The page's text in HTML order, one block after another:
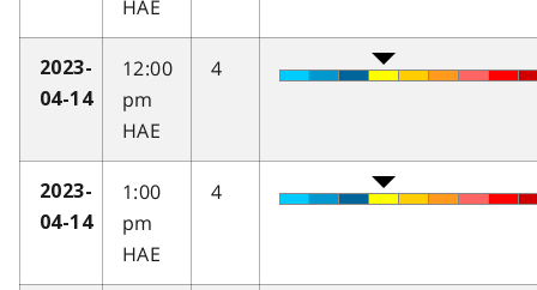
HAE
2023-
04-14
12:00
pm
HAE
4
2023-
04-14
1:00
pm
HAE
4